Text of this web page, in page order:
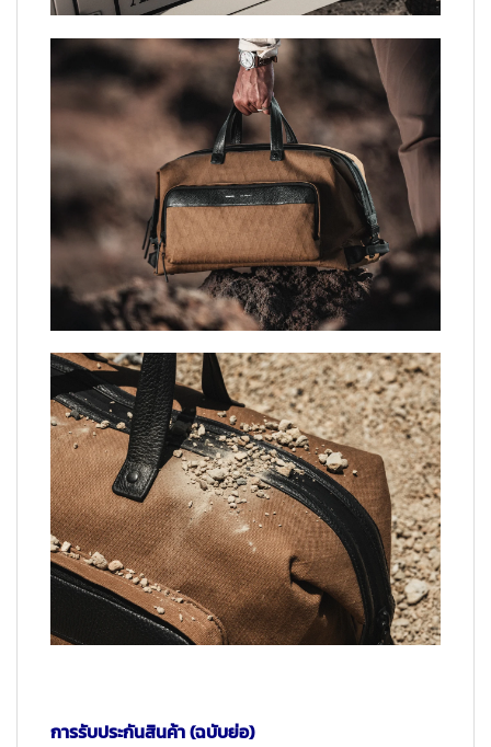
การรับประกันสินค้า (ฉบับย่อ)